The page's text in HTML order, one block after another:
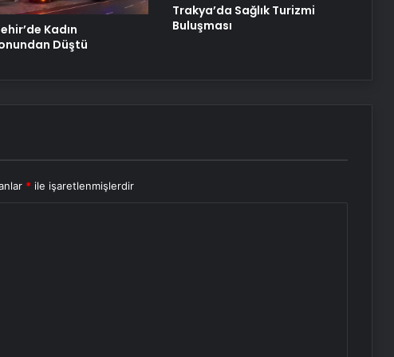
Kadın
Düştü
Trakya’da Sağlık Turizmi
Buluşması
* ile işaretlenmişlerdir